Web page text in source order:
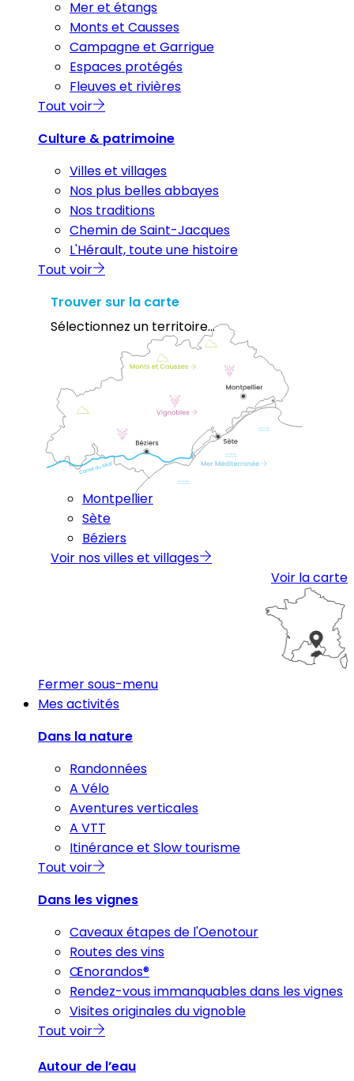
Mer et étangs
Monts et Causses
Campagne et Garrigue
Espaces protégés
Fleuves et rivières
Tout voir
Culture & patrimoine
Villes et villages
Nos plus belles abbayes
Nos traditions
Chemin de Saint-Jacques
L'Hérault, toute une histoire
Tout voir
Trouver sur la carte
Sélectionnez un territoire...
Montpellier
Sète
Béziers
Voir nos villes et villages
Voir la carte
Fermer sous-menu
Mes activités
Dans la nature
Randonnées
A Vélo
Aventures verticales
A VTT
Itinérance et Slow tourisme
Tout voir
Dans les vignes
Caveaux étapes de l'Oenotour
Routes des vins
Œnorandos®
Rendez-vous immanquables dans les vignes
Visites originales du vignoble
Tout voir
Autour de l’eau